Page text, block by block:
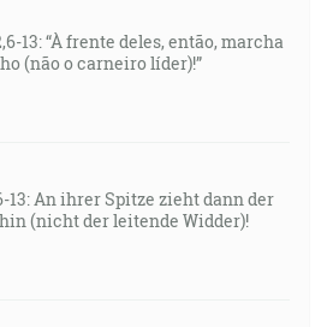
13: “À frente deles, então, marcha
(não o carneiro líder)!”
13: An ihrer Spitze zieht dann der
(nicht der leitende Widder)!